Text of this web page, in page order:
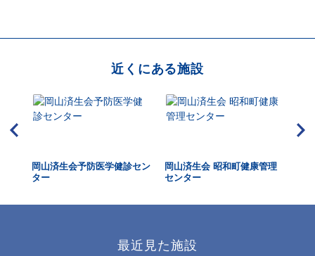
近くにある施設
岡山済生会予防医学健診セン
ター
岡山済生会 昭和町健康管理
センター
最近見た施設